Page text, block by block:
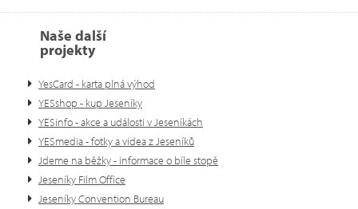
Naše další
projekty
YesCard - karta plná výhod
YESshop - kup Jeseníky
YESinfo - akce a události v Jeseníkách
YESmedia - fotky a videa z Jeseníků
Jdeme na běžky - informace o bíle stopě
Jeseníky Film Office
Jeseníky Convention Bureau